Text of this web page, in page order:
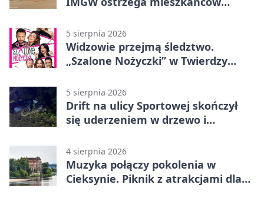
5 sierpnia 2026
Widzowie przejmą śledztwo.
„Szalone Nożyczki” w Twierdzy
5 sierpnia 2026
Drift na ulicy Sportowej skończył
się uderzeniem w drzewo i
4 sierpnia 2026
Muzyka połączy pokolenia w
Cieksynie. Piknik z atrakcjami dla